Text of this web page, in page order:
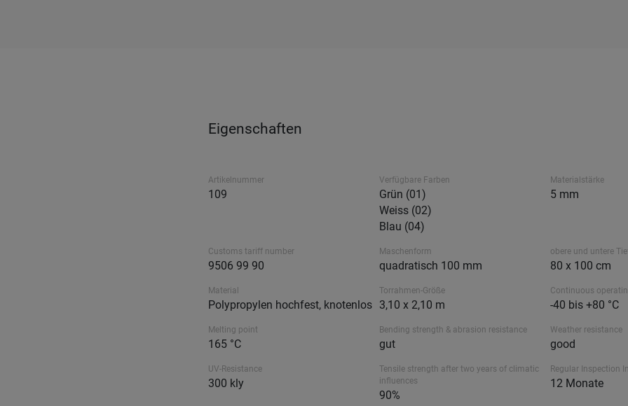
Eigenschaften
Artikelnummer
109
Verfügbare Farben
Grün (01)
Weiss (02)
Blau (04)
Materialstärke
5 mm
Customs tariff number
9506 99 90
Maschenform
quadratisch 100 mm
obere und untere
80 x 100 cm
Material
Polypropylen hochfest, knotenlos
Torrahmen-Größe
3,10 x 2,10 m
Continuous
-40 bis +80 °C
Melting point
165 °C
Bending strength & abrasion resistance
gut
Weather resistance
good
UV-Resistance
300 kly
Tensile strength after two years of climatic
influences
90%
Regular Inspection
12 Monate